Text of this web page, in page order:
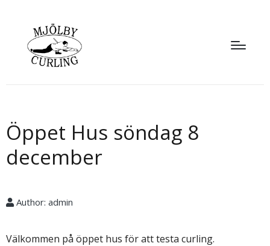
Öppet Hus söndag 8
december
Author: admin
Välkommen på öppet hus för att testa curling.